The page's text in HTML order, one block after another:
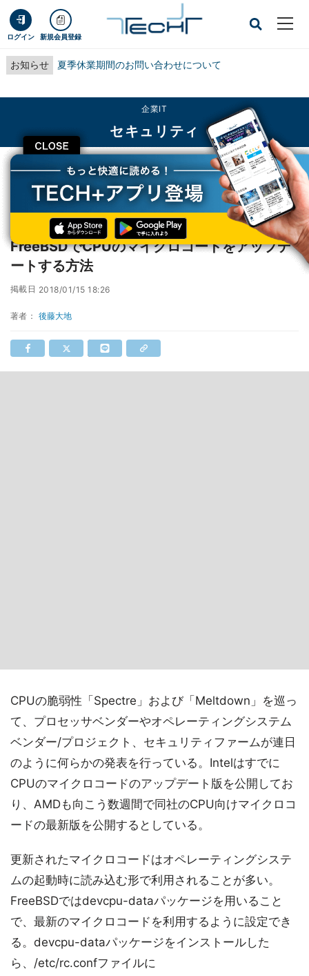
ログイン 新規会員登録
お知らせ 夏季休業期間のお問い合わせについて
CLOSE
企業IT
セキュリティ
TECH+ 企業IT
セキュリティ
FreeBSDでCPUのマイクロコードをアップデートする方法
FreeBSDでCPUのマイクロコードをアップデ
ートする方法
掲載日 2018/01/15 18:26
著者： 後藤大地
CPUの脆弱性「Spectre」および「Meltdown」を巡っ
て、プロセッサベンダーやオペレーティングシステム
ベンダー/プロジェクト、セキュリティファームが連日
のように何らかの発表を行っている。Intelはすでに
CPUのマイクロコードのアップデート版を公開してお
り、AMDも向こう数週間で同社のCPU向けマイクロコ
ードの最新版を公開するとしている。
更新されたマイクロコードはオペレーティングシステ
ムの起動時に読み込む形で利用されることが多い。
FreeBSDではdevcpu-dataパッケージを用いること
で、最新のマイクロコードを利用するように設定でき
る。devcpu-dataパッケージをインストールした
ら、/etc/rc.confファイルに